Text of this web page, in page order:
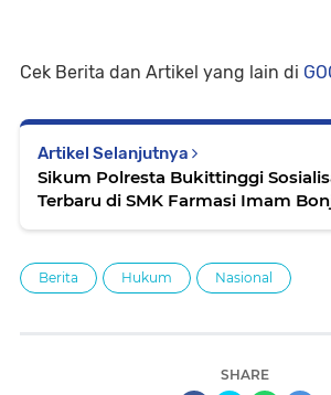
Cek Berita dan Artikel yang lain di
Artikel Selanjutnya
Sikum Polresta Bukittinggi
Terbaru di SMK Farmasi Imam
Berita Hukum Nasional
SHARE